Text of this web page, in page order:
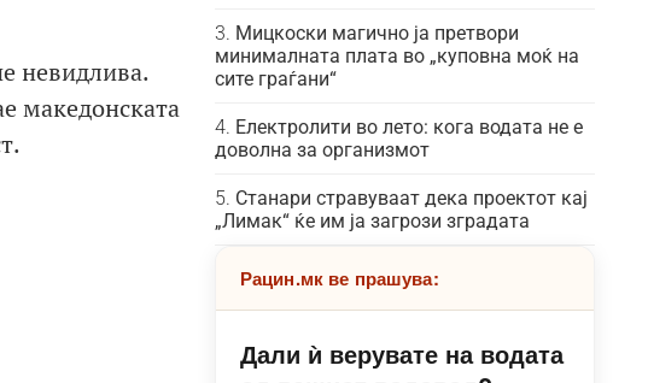
невидлива.
македонската
Мицкоски магично ја претвори
минималната плата во „куповна моќ на
сите граѓани“
Електролити во лето: кога водата не е
доволна за организмот
Станари стравуваат дека проектот кај
„Лимак“ ќе им ја загрози зградата
Рацин.мк ве прашува:
Дали ѝ верувате на водата